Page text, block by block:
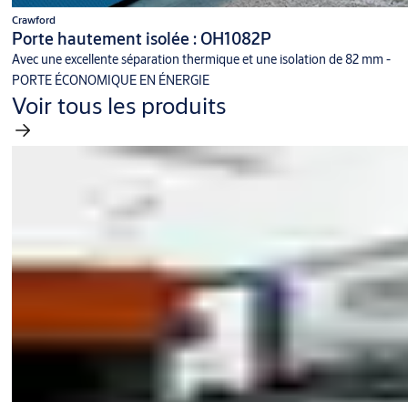
Crawford
Porte hautement isolée : OH1082P
Avec une excellente séparation thermique et une isolation de 82 mm -
PORTE ÉCONOMIQUE EN ÉNERGIE
Voir tous les produits